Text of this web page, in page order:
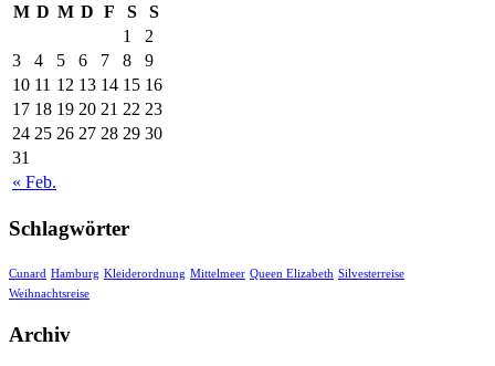
M D M D F S S
« Feb.
1
2
3
4 5 6 7 8
9
10 11 12 13 14 15 16
17 18 19 20 21 22 23
24 25 26 27 28 29 30
31
Schlagwörter
Cunard Hamburg Kleiderordnung Mittelmeer Queen Elizabeth Silvesterreise
Weihnachtsreise
Archiv